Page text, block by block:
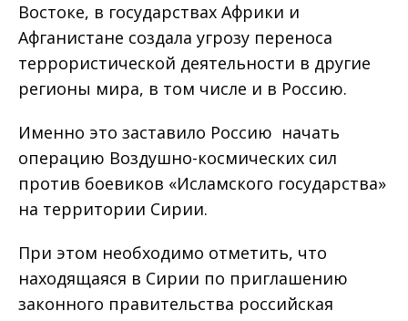
Востоке, в государствах Африки и
Афганистане создала угрозу переноса
террористической деятельности в другие
регионы мира, в том числе и в Россию.
Именно это заставило Россию начать
операцию Воздушно-космических сил
против боевиков «Исламского государства»
на территории Сирии.
При этом необходимо отметить, что
находящаяся в Сирии по приглашению
законного правительства российская